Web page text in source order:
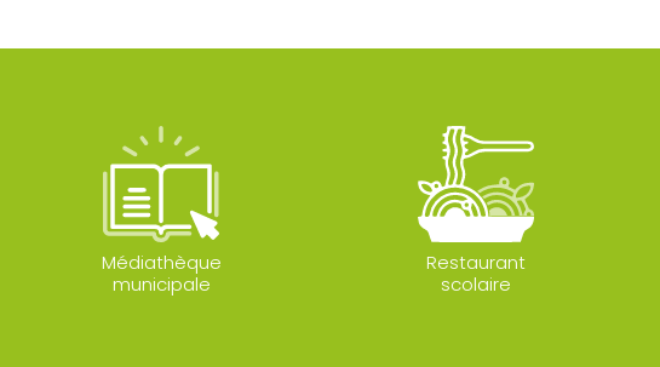
Médiathèque
municipale
Restaurant
scolaire